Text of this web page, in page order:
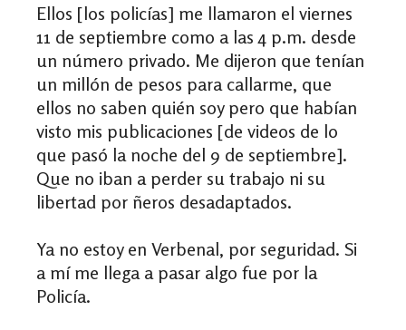
Ellos [los policías] me llamaron el viernes
11 de septiembre como a las 4 p.m. desde
un número privado. Me dijeron que tenían
un millón de pesos para callarme, que
ellos no saben quién soy pero que habían
visto mis publicaciones [de videos de lo
que pasó la noche del 9 de septiembre].
Que no iban a perder su trabajo ni su
libertad por ñeros desadaptados.
Ya no estoy en Verbenal, por seguridad. Si
a mí me llega a pasar algo fue por la
Policía.